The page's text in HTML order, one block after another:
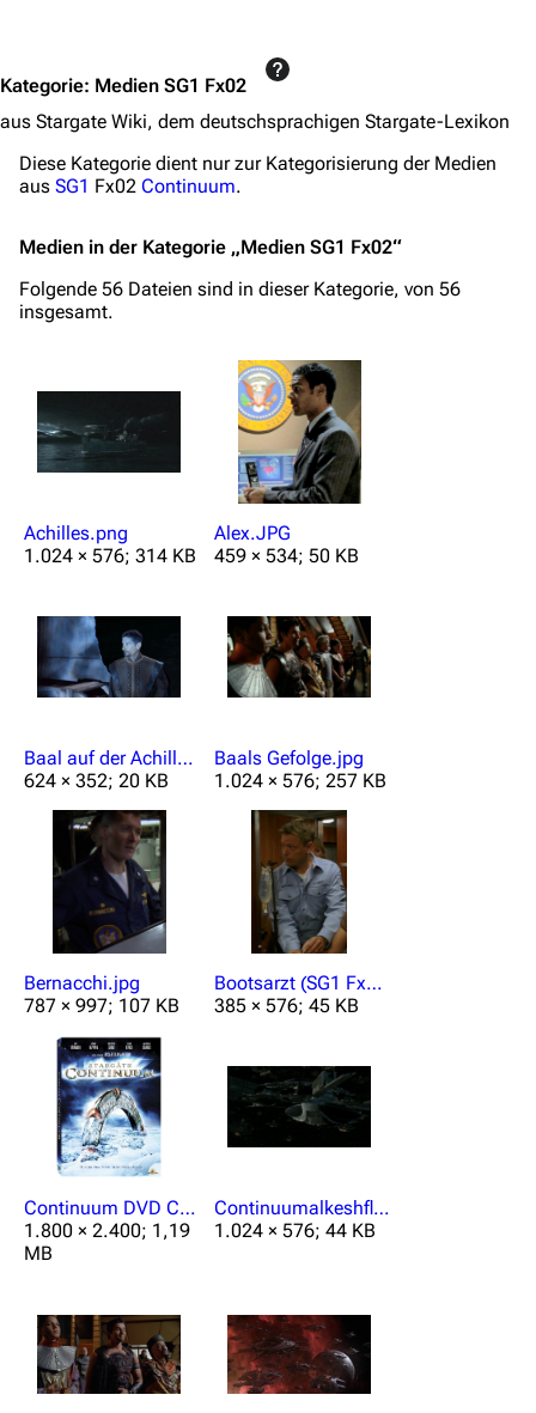
Kategorie: Medien SG1 Fx02
aus Stargate Wiki, dem deutschsprachigen Stargate-Lexikon
Diese Kategorie dient nur zur Kategorisierung der Medien
aus SG1 Fx02 Continuum.
Medien in der Kategorie „Medien SG1 Fx02“
Folgende 56 Dateien sind in dieser Kategorie, von 56
insgesamt.
Achilles.png
1.024 × 576; 314 KB
Alex.JPG
459 × 534; 50 KB
Baal auf der Achilles.jpg
624 × 352; 20 KB
Baals Gefolge.jpg
1.024 × 576; 257 KB
Bernacchi.jpg
787 × 997; 107 KB
Bootsarzt (SG1 Fx02).jpg
385 × 576; 45 KB
Continuum DVD Cover.jpg
1.800 × 2.400; 1,19
MB
Continuumalkeshflaggschiff.jpg
1.024 × 576; 44 KB